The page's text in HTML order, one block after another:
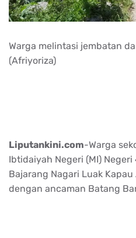
Warga melintasi jembatan
(Afriyoriza)
Liputankini.com-Warga
Ibtidaiyah Negeri (MI)
Bajarang Nagari Luak
dengan ancaman Batang